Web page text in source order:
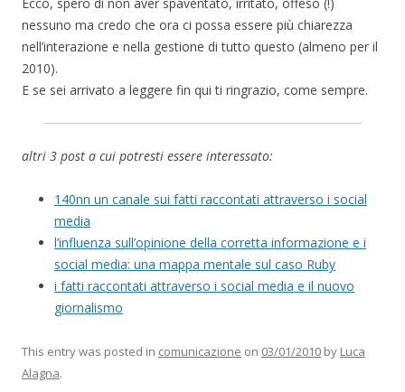
nessuno ma credo che ora ci possa essere più chiarezza
nell’interazione e nella gestione di tutto questo (almeno per il
2010).
E se sei arrivato a leggere fin qui ti ringrazio, come sempre.
altri 3 post a cui potresti essere interessato:
140nn un canale sui fatti raccontati attraverso i social
media
l’influenza sull’opinione della corretta informazione e i
social media: una mappa mentale sul caso Ruby
i fatti raccontati attraverso i social media e il nuovo
giornalismo
This entry was posted in comunicazione on 03/01/2010 by Luca
Alagna.